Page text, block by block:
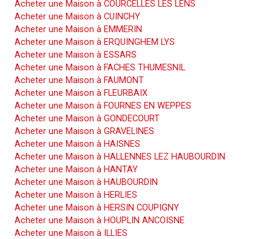
Acheter une Maison à COURCELLES LES LENS
Acheter une Maison à CUINCHY
Acheter une Maison à EMMERIN
Acheter une Maison à ERQUINGHEM LYS
Acheter une Maison à ESSARS
Acheter une Maison à FACHES THUMESNIL
Acheter une Maison à FAUMONT
Acheter une Maison à FLEURBAIX
Acheter une Maison à FOURNES EN WEPPES
Acheter une Maison à GONDECOURT
Acheter une Maison à GRAVELINES
Acheter une Maison à HAISNES
Acheter une Maison à HALLENNES LEZ HAUBOURDIN
Acheter une Maison à HANTAY
Acheter une Maison à HAUBOURDIN
Acheter une Maison à HERLIES
Acheter une Maison à HERSIN COUPIGNY
Acheter une Maison à HOUPLIN ANCOISNE
Acheter une Maison à ILLIES